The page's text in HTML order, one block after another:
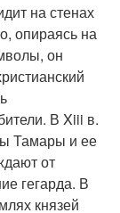
на стенах
опираясь на
он
В Xiii в.
Тамары и ее
от
гегарда. В
князей